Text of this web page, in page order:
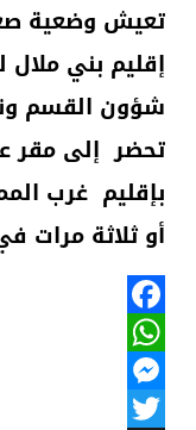
تعيش وضعية
إقليم بني ملال
شؤون القسم
تحضر إلى مقر
بإقليم غرب
أو ثلاثة مرات
Facebook
WhatsApp
Messenger